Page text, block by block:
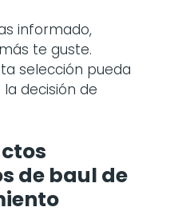
informado,
te guste.
selección pueda
decisión de
de baul de